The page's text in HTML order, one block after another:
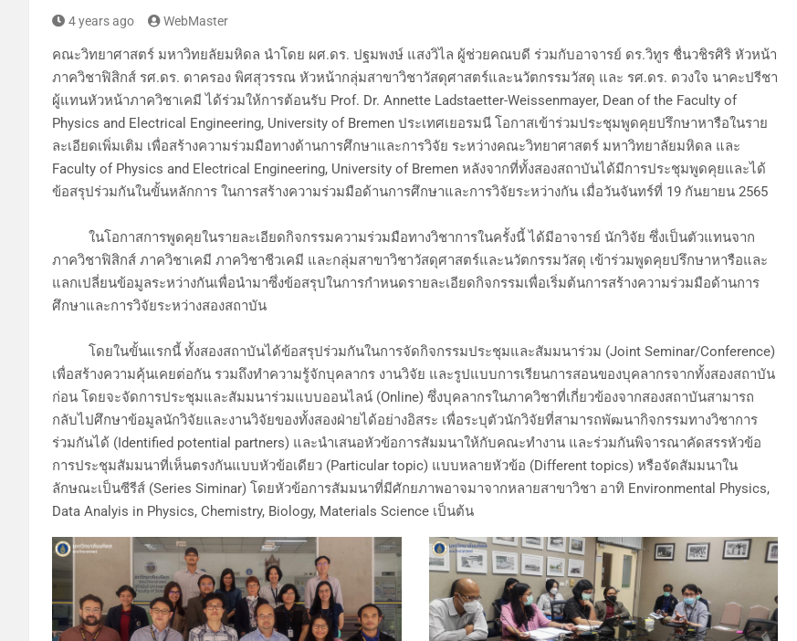
4 years ago WebMaster
คณะวิทยาศาสตร์ มหาวิทยลัยมหิดล นำโดย ผศ.ดร. ปฐมพงษ์ แสงวิไล ผู้ช่วยคณบดี ร่วมกับอาจารย์ ดร.วิทูร ชื่นวชิรศิริ หัวหน้า
ภาควิชาฟิสิกส์ รศ.ดร. ดาครอง พิศสุวรรณ หัวหน้ากลุ่มสาขาวิชาวัสดุศาสตร์และนวัตกรรมวัสดุ และ รศ.ดร. ดวงใจ นาคะปรีชา
ผู้แทนหัวหน้าภาควิชาเคมี ได้ร่วมให้การต้อนรับ Prof. Dr. Annette Ladstaetter-Weissenmayer, Dean of the Faculty of
Physics and Electrical Engineering, University of Bremen ประเทศเยอรมนี โอกาสเข้าร่วมประชุมพูดคุยปรึกษาหารือในราย
ละเอียดเพิ่มเติม เพื่อสร้างความร่วมมือทางด้านการศึกษาและการวิจัย ระหว่างคณะวิทยาศาสตร์ มหาวิทยาลัยมหิดล และ
Faculty of Physics and Electrical Engineering, University of Bremen หลังจากที่ทั้งสองสถาบันได้มีการประชุมพูดคุยและได้
ข้อสรุปร่วมกันในขั้นหลักการ ในการสร้างความร่วมมือด้านการศึกษาและการวิจัยระหว่างกัน เมื่อวันจันทร์ที่ 19 กันยายน 2565
ในโอกาสการพูดคุยในรายละเอียดกิจกรรมความร่วมมือทางวิชาการในครั้งนี้ ได้มีอาจารย์ นักวิจัย ซึ่งเป็นตัวแทนจาก
ภาควิชาฟิสิกส์ ภาควิชาเคมี ภาควิชาชีวเคมี และกลุ่มสาขาวิชาวัสดุศาสตร์และนวัตกรรมวัสดุ เข้าร่วมพูดคุยปรึกษาหารือและ
แลกเปลี่ยนข้อมูลระหว่างกันเพื่อนำมาซึ่งข้อสรุปในการกำหนดรายละเอียดกิจกรรมเพื่อเริ่มต้นการสร้างความร่วมมือด้านการ
ศึกษาและการวิจัยระหว่างสองสถาบัน
โดยในขั้นแรกนี้ ทั้งสองสถาบันได้ข้อสรุปร่วมกันในการจัดกิจกรรมประชุมและสัมมนาร่วม (Joint Seminar/Conference)
เพื่อสร้างความคุ้นเคยต่อกัน รวมถึงทำความรู้จักบุคลากร งานวิจัย และรูปแบบการเรียนการสอนของบุคลากรจากทั้งสองสถาบัน
ก่อน โดยจะจัดการประชุมและสัมมนาร่วมแบบออนไลน์ (Online) ซึ่งบุคลากรในภาควิชาที่เกี่ยวข้องจากสองสถาบันสามารถ
กลับไปศึกษาข้อมูลนักวิจัยและงานวิจัยของทั้งสองฝ่ายได้อย่างอิสระ เพื่อระบุตัวนักวิจัยที่สามารถพัฒนากิจกรรมทางวิชาการ
ร่วมกันได้ (Identified potential partners) และนำเสนอหัวข้อการสัมมนาให้กับคณะทำงาน และร่วมกันพิจารณาคัดสรรหัวข้อ
การประชุมสัมมนาที่เห็นตรงกันแบบหัวข้อเดียว (Particular topic) แบบหลายหัวข้อ (Different topics) หรือจัดสัมมนาใน
ลักษณะเป็นซีรีส์ (Series Siminar) โดยหัวข้อการสัมมนาที่มีศักยภาพอาจมาจากหลายสาขาวิชา อาทิ Environmental Physics,
Data Analyis in Physics, Chemistry, Biology, Materials Science เป็นต้น